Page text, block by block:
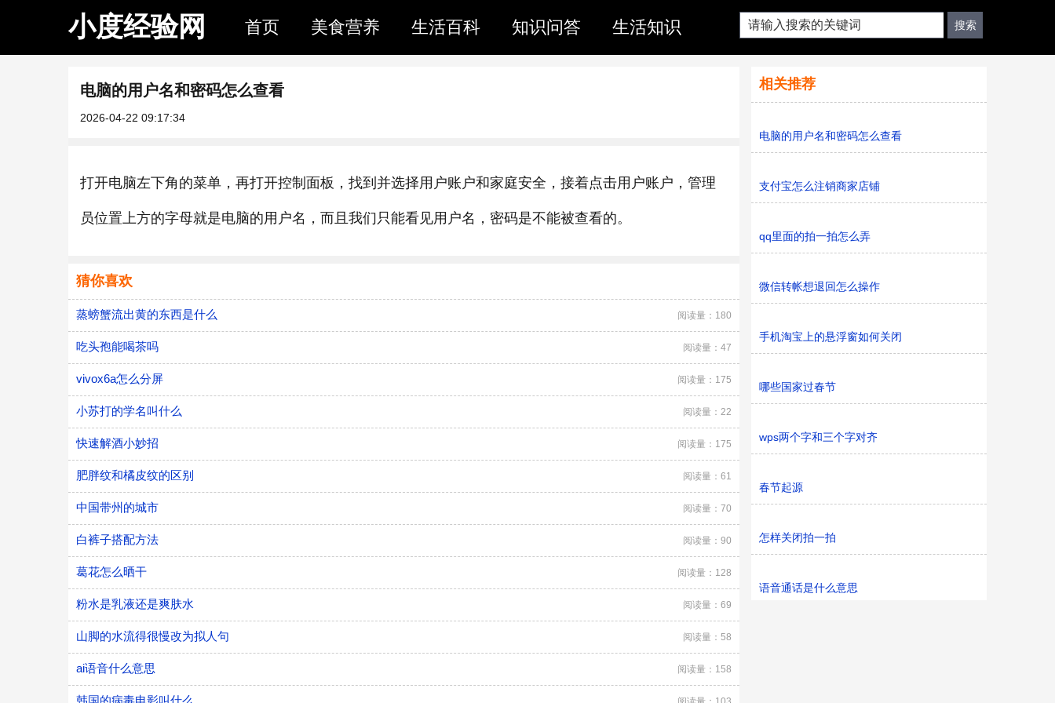
小度经验网 首页 美食营养 生活百科 知识问答 生活知识
电脑的用户名和密码怎么查看
2026-04-22 09:17:34
打开电脑左下角的菜单，再打开控制面板，找到并选择用户账户和家庭安全，接着点击用户账户，管理
员位置上方的字母就是电脑的用户名，而且我们只能看见用户名，密码是不能被查看的。
猜你喜欢
蒸螃蟹流出黄的东西是什么 阅读量：180
吃头孢能喝茶吗 阅读量：47
vivox6a怎么分屏 阅读量：175
小苏打的学名叫什么 阅读量：22
快速解酒小妙招 阅读量：175
肥胖纹和橘皮纹的区别 阅读量：61
中国带州的城市 阅读量：70
白裤子搭配方法 阅读量：90
葛花怎么晒干 阅读量：128
粉水是乳液还是爽肤水 阅读量：69
山脚的水流得很慢改为拟人句 阅读量：58
ai语音什么意思 阅读量：158
韩国的病毒电影叫什么
相关推荐
电脑的用户名和密码怎么查看
支付宝怎么注销商家店铺
qq里面的拍一拍怎么弄
微信转帐想退回怎么操作
手机淘宝上的悬浮窗如何关闭
哪些国家过春节
wps两个字和三个字对齐
春节起源
怎样关闭拍一拍
语音通话是什么意思